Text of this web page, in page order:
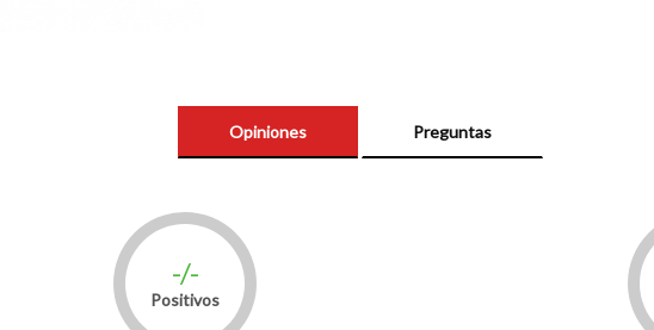
Opiniones Preguntas
-/-
Positivos